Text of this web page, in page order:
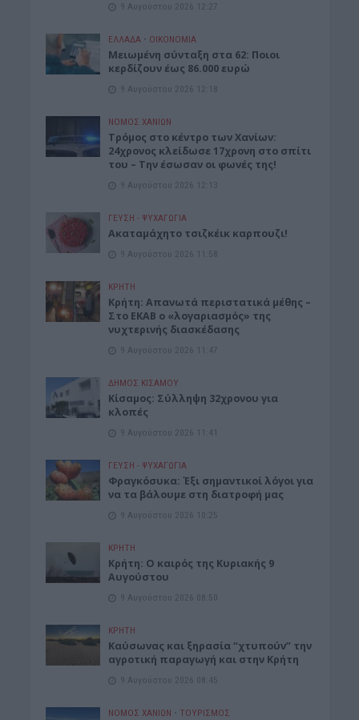
9 Αυγούστου 2026 12:27
ΕΛΛΑΔΑ • ΟΙΚΟΝΟΜΙΑ
Μειωμένη σύνταξη στα 62: Ποιοι
κερδίζουν έως 86.000 ευρώ
9 Αυγούστου 2026 12:18
ΝΟΜΌΣ ΧΑΝΊΩΝ
Τρόμος στο κέντρο των Χανίων:
24χρονος κλείδωσε 17χρονη στο σπίτι
του – Την έσωσαν οι φωνές της!
9 Αυγούστου 2026 12:13
ΓΕΎΣΗ - ΨΥΧΑΓΩΓΊΑ
Ακαταμάχητο τσιζκέικ καρπουζι!
9 Αυγούστου 2026 11:58
ΚΡΗΤΗ
Κρήτη: Απανωτά περιστατικά μέθης –
Στο ΕΚΑΒ ο «λογαριασμός» της
νυχτερινής διασκέδασης
9 Αυγούστου 2026 11:47
ΔΉΜΟΣ ΚΙΣΆΜΟΥ
Κίσαμος: Σύλληψη 32χρονου για
κλοπές
9 Αυγούστου 2026 11:41
ΓΕΎΣΗ - ΨΥΧΑΓΩΓΊΑ
Φραγκόσυκα: Έξι σημαντικοί λόγοι για
να τα βάλουμε στη διατροφή μας
9 Αυγούστου 2026 10:25
ΚΡΗΤΗ
Κρήτη: Ο καιρός της Κυριακής 9
Αυγούστου
9 Αυγούστου 2026 08:50
ΚΡΗΤΗ
Καύσωνας και ξηρασία “χτυπούν” την
αγροτική παραγωγή και στην Κρήτη
9 Αυγούστου 2026 08:45
ΝΟΜΌΣ ΧΑΝΊΩΝ • ΤΟΥΡΙΣΜΟΣ